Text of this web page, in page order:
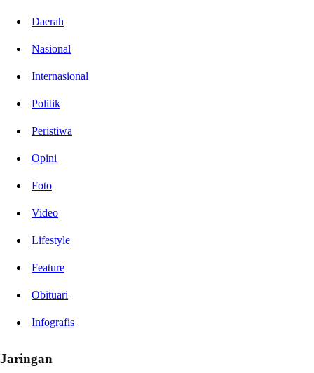
Daerah
Nasional
Internasional
Politik
Peristiwa
Opini
Foto
Video
Lifestyle
Feature
Obituari
Infografis
Jaringan